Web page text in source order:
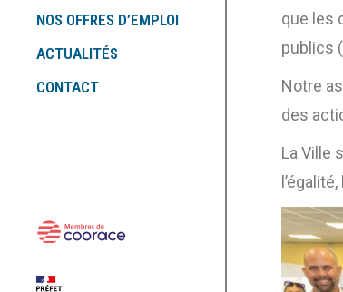
NOS OFFRES D’EMPLOI
ACTUALITÉS
CONTACT
que les
publics
Notre
des
La Ville